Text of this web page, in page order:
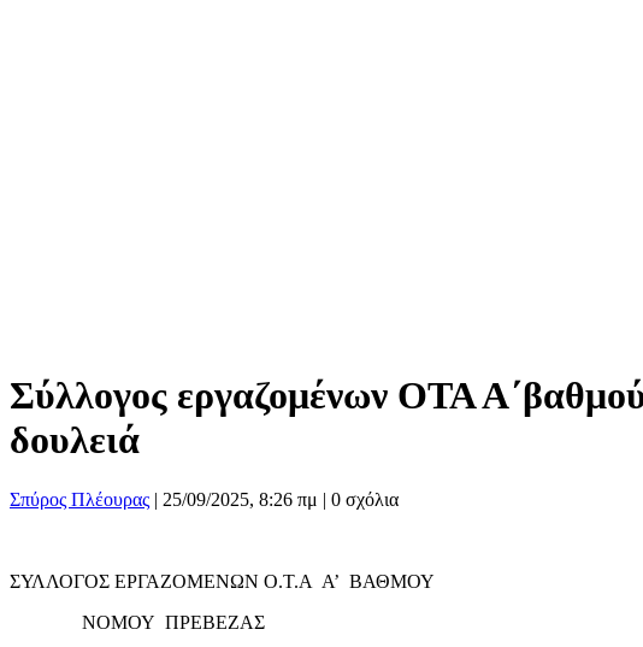
Σύλλογος εργαζομένων ΟΤΑ
δουλειά
Σπύρος Πλέουρας | 25/09/2025, 8:26 πμ | 0 σχόλια
ΣΥΛΛΟΓΟΣ ΕΡΓΑΖΟΜΕΝΩΝ Ο.Τ.Α Α’ ΒΑΘΜΟΥ
ΝΟΜΟΥ ΠΡΕΒΕΖΑΣ